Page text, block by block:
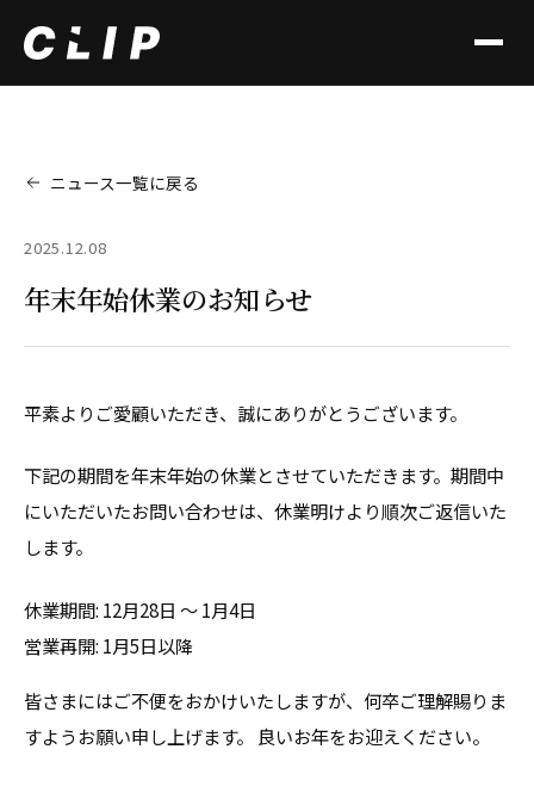
ニュース一覧に戻る
2025.12.08
年末年始休業のお知らせ
平素よりご愛顧いただき、誠にありがとうございます。
下記の期間を年末年始の休業とさせていただきます。期間中
にいただいたお問い合わせは、休業明けより順次ご返信いた
します。
休業期間: 12月28日 〜 1月4日
営業再開: 1月5日以降
皆さまにはご不便をおかけいたしますが、何卒ご理解賜りま
すようお願い申し上げます。 良いお年をお迎えください。